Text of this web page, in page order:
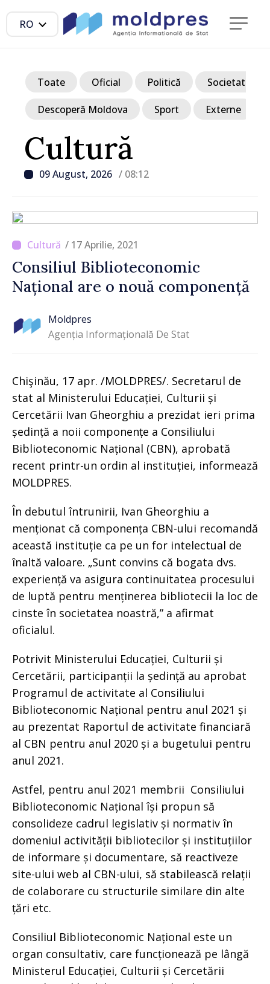
RO
Cultură
09 August, 2026 / 08:12
Toate Oficial Politică Societate
Descoperă Moldova Sport Externe
/ 17 Aprilie, 2021
Consiliul Biblioteconomic
Național are o nouă componență
Moldpres
Agenția Informațională De Stat
Chişinău, 17 apr. /MOLDPRES/. Secretarul de
stat al Ministerului Educației, Culturii și
Cercetării Ivan Gheorghiu a prezidat ieri prima
ședință a noii componențe a Consiliului
Biblioteconomic Național (CBN), aprobată
recent printr-un ordin al instituției, informează
MOLDPRES.
În debutul întrunirii, Ivan Gheorghiu a
menționat că componența CBN-ului recomandă
această instituție ca pe un for intelectual de
înaltă valoare. „Sunt convins că bogata dvs.
experiență va asigura continuitatea procesului
de luptă pentru menținerea bibliotecii la loc de
cinste în societatea noastră,” a afirmat
oficialul.
Potrivit Ministerului Educației, Culturii și
Cercetării, participanții la ședință au aprobat
Programul de activitate al Consiliului
Biblioteconomic Național pentru anul 2021 și
au prezentat Raportul de activitate financiară
al CBN pentru anul 2020 și a bugetului pentru
anul 2021.
Astfel, pentru anul 2021 membrii Consiliului
Biblioteconomic Național își propun să
consolideze cadrul legislativ și normativ în
domeniul activității bibliotecilor și instituțiilor
de informare și documentare, să reactiveze
site-ului web al CBN-ului, să stabilească relații
de colaborare cu structurile similare din alte
țări etc.
Consiliul Biblioteconomic Național este un
organ consultativ, care funcționează pe lângă
Ministerul Educației, Culturii și Cercetării